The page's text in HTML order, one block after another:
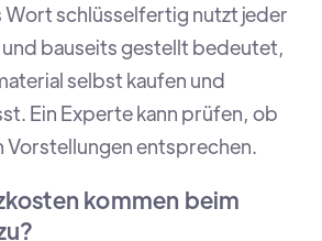
Wort schlüsselfertig nutzt jeder
bauseits gestellt bedeutet,
selbst kaufen und
Ein Experte kann prüfen, ob
Vorstellungen entsprechen.
kommen beim